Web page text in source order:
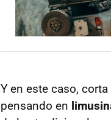
Y en este caso,
pensando en